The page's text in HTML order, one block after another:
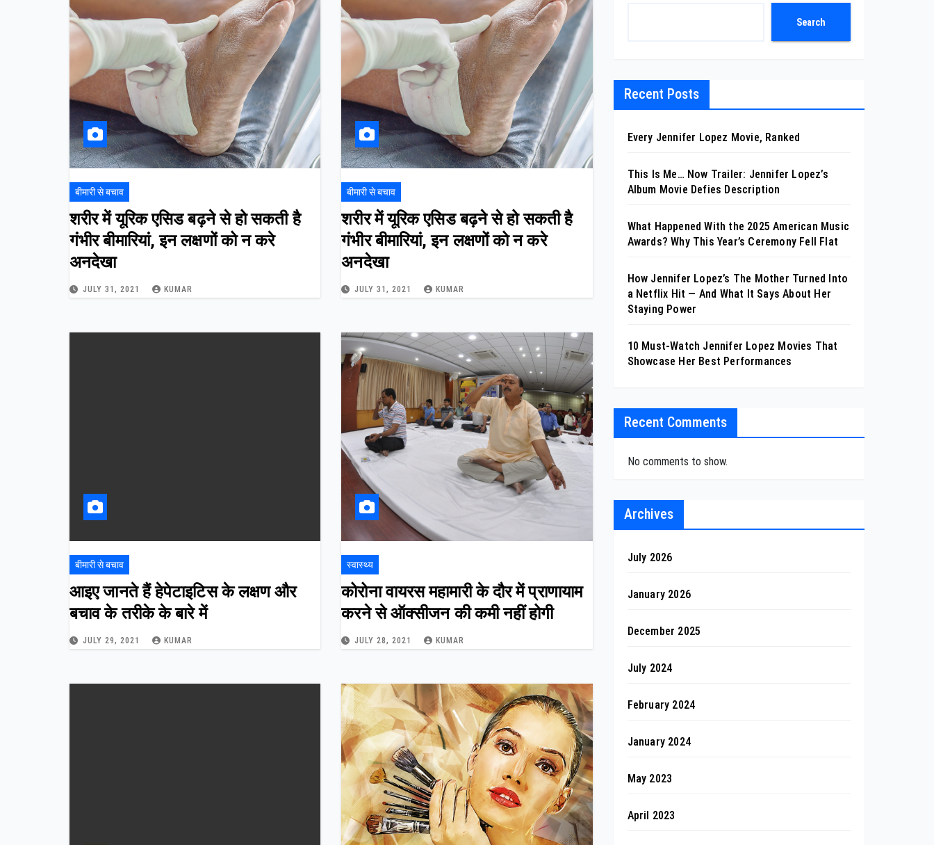
बीमारी से बचाव
शरीर में यूरिक एसिड बढ़ने से हो सकती है
गंभीर बीमारियां, इन लक्षणों को न करे
अनदेखा
JULY 31, 2021 KUMAR
बीमारी से बचाव
शरीर में यूरिक एसिड बढ़ने से हो सकती है
गंभीर बीमारियां, इन लक्षणों को न करे
अनदेखा
JULY 31, 2021 KUMAR
बीमारी से बचाव
आइए जानते हैं हेपेटाइटिस के लक्षण और
बचाव के तरीके के बारे में
JULY 29, 2021 KUMAR
स्वास्थ्य
कोरोना वायरस महामारी के दौर में प्राणायाम
करने से ऑक्सीजन की कमी नहीं होगी
JULY 28, 2021 KUMAR
Search
Recent Posts
Every Jennifer Lopez Movie, Ranked
This Is Me… Now Trailer: Jennifer Lopez’s
Album Movie Defies Description
What Happened With the 2025 American Music
Awards? Why This Year’s Ceremony Fell Flat
How Jennifer Lopez’s The Mother Turned Into
a Netflix Hit — And What It Says About Her
Staying Power
10 Must-Watch Jennifer Lopez Movies That
Showcase Her Best Performances
Recent Comments
No comments to show.
Archives
July 2026
January 2026
December 2025
July 2024
February 2024
January 2024
May 2023
April 2023